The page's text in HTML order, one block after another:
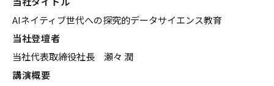
AIネイティブ世代への探究的データサイエンス教育
当社登壇者
当社代表取締役社長 瀬々 潤
講演概要